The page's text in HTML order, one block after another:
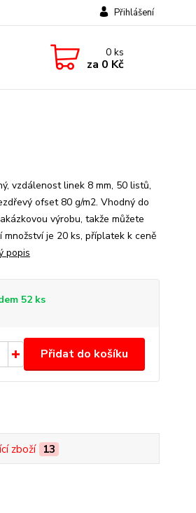
Přihlášení
0ks
za 0 Kč
vzdálenost linek 8 mm, 50 listů,
ofset 80 g/m2. Vhodný do
výrobu, takže můžete
je 20 ks, příplatek k ceně
popis
52 ks
Přidat do košíku
zboží 13